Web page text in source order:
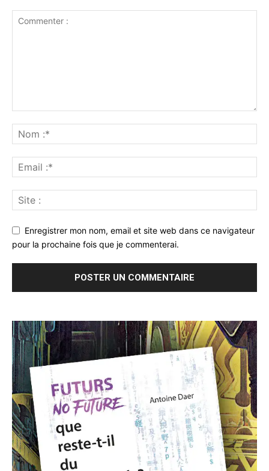
Enregistrer mon nom, email et site web dans ce navigateur
pour la prochaine fois que je commenterai.